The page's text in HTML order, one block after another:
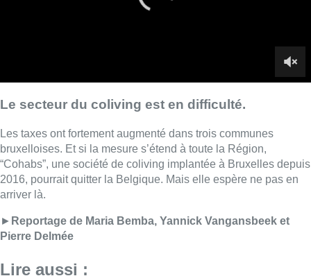
Lire aussi :
vol à main armée dans un
commerce bruxellois